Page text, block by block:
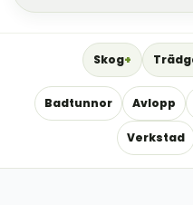
Skog
Badtunnor Avlopp
Verkstad